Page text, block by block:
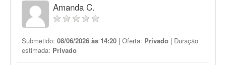
Amanda C.
Submetido: 08/06/2026 às 14:20 | Oferta: Privado | Duração
estimada: Privado